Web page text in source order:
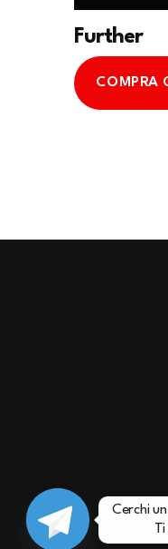
Further
COMPRA
Cerchi